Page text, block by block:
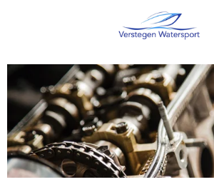
de
hoofdinhoud